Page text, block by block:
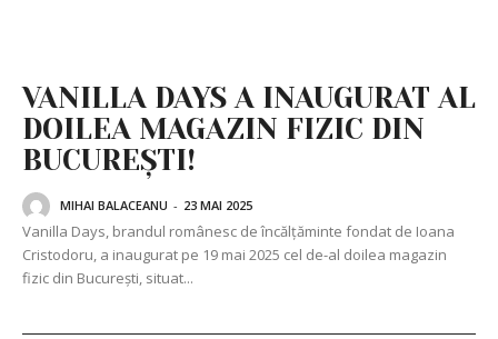
VANILLA DAYS A INAUGURAT AL
DOILEA MAGAZIN FIZIC DIN
BUCUREȘTI!
MIHAI BALACEANU - 23 MAI 2025
Vanilla Days, brandul românesc de încălțăminte fondat de Ioana
Cristodoru, a inaugurat pe 19 mai 2025 cel de-al doilea magazin
fizic din București, situat...